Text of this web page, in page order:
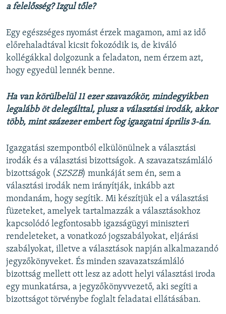
a felelősség? Izgul tőle?
Egy egészséges nyomást érzek magamon, ami az idő
előrehaladtával kicsit fokozódik is, de kiváló
kollégákkal dolgozunk a feladaton, nem érzem azt,
hogy egyedül lennék benne.
Ha van körülbelül 11 ezer szavazókör, mindegyikben
legalább öt delegálttal, plusz a választási irodák, akkor
több, mint százezer embert fog igazgatni április 3-án.
Igazgatási szempontból elkülönülnek a választási
irodák és a választási bizottságok. A szavazatszámláló
bizottságok (SZSZB) munkáját sem én, sem a
választási irodák nem irányítják, inkább azt
mondanám, hogy segítik. Mi készítjük el a választási
füzeteket, amelyek tartalmazzák a választásokhoz
kapcsolódó legfontosabb igazságügyi miniszteri
rendeleteket, a vonatkozó jogszabályokat, eljárási
szabályokat, illetve a választások napján alkalmazandó
jegyzőkönyveket. És minden szavazatszámláló
bizottság mellett ott lesz az adott helyi választási iroda
egy munkatársa, a jegyzőkönyvvezető, aki segíti a
bizottságot törvénybe foglalt feladatai ellátásában.